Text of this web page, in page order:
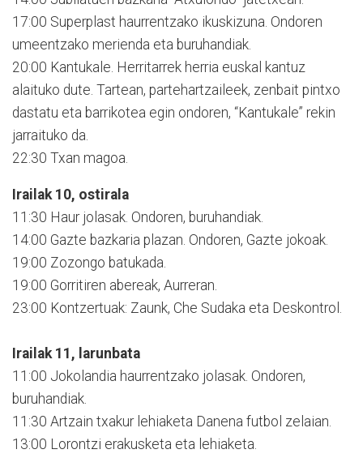
17:00 Superplast haurrentzako ikuskizuna. Ondoren
umeentzako merienda eta buruhandiak.
20:00 Kantukale. Herritarrek herria euskal kantuz
alaituko dute. Tartean, partehartzaileek, zenbait pintxo
dastatu eta barrikotea egin ondoren, “Kantukale” rekin
jarraituko da.
22:30 Txan magoa.
Irailak 10, ostirala
11:30 Haur jolasak. Ondoren, buruhandiak.
14:00 Gazte bazkaria plazan. Ondoren, Gazte jokoak.
19:00 Zozongo batukada.
19:00 Gorritiren abereak, Aurreran.
23:00 Kontzertuak: Zaunk, Che Sudaka eta Deskontrol.
Irailak 11, larunbata
11:00 Jokolandia haurrentzako jolasak. Ondoren,
buruhandiak.
11:30 Artzain txakur lehiaketa Danena futbol zelaian.
13:00 Lorontzi erakusketa eta lehiaketa.